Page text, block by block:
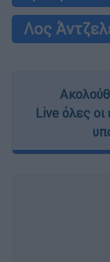
Λος
Live όλες